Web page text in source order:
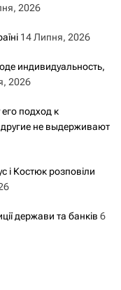
2026
14 Липня, 2026
индивидуальность,
2026
подход к
другие не выдерживают
і Костюк розповіли
держави та банків 6